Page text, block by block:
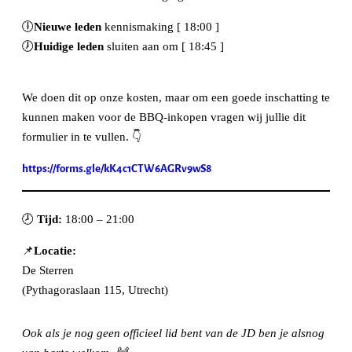
🕕Nieuwe leden kennismaking [ 18:00 ]
🕖Huidige leden sluiten aan om [ 18:45 ]
We doen dit op onze kosten, maar om een goede inschatting te
kunnen maken voor de BBQ-inkopen vragen wij jullie dit
formulier in te vullen. 👇
https://forms.gle/kK4c1CTW6AGRv9wS8
🕗 Tijd: 18:00 – 21:00
📌Locatie:
De Sterren
(Pythagoraslaan 115, Utrecht)
Ook als je nog geen officieel lid bent van de JD ben je alsnog